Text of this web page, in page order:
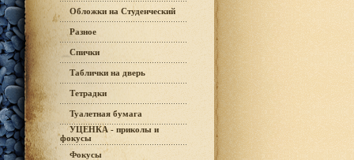
Обложки на Студенческий
Разное
Спички
Таблички на дверь
Тетрадки
Туалетная бумага
УЦЕНКА - приколы и
фокусы
Фокусы